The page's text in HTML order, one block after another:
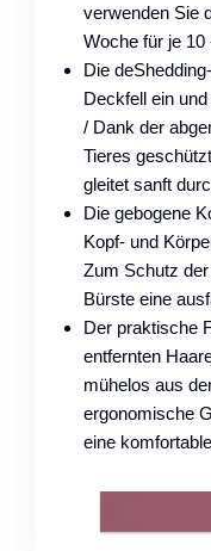
verwenden Sie
Woche für je 10
Die
Deckfell ein
/ Dank der
Tieres
gleitet sanft
Die gebogene
Kopf- und
Zum Schutz
Bürste eine
Der praktische
entfernten
mühelos aus
ergonomische
eine